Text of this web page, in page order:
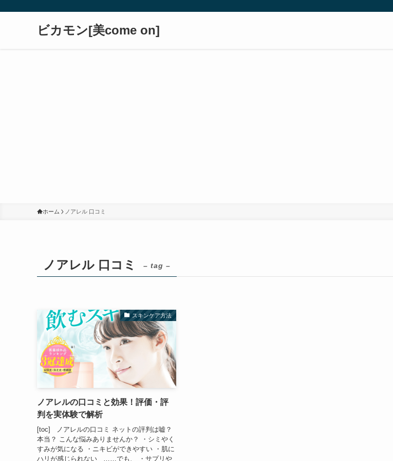
ビカモン[美come on]
ホーム ノアレル 口コミ
ノアレル 口コミ – tag –
スキンケア方法
ノアレルの口コミと効果！評価・評
判を実体験で解析
[toc] ノアレルの口コミ ネットの評判は嘘？
本当？ こんな悩みありませんか？ ・シミやく
すみが気になる ・ニキビができやすい ・肌に
ハリが感じられない ……でも、 ・サプリや